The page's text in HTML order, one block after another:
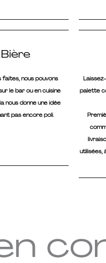
faites, nous pouvons
le bar ou en cuisine
nous donne une idée
pas encore poli.
palette
utilisées,